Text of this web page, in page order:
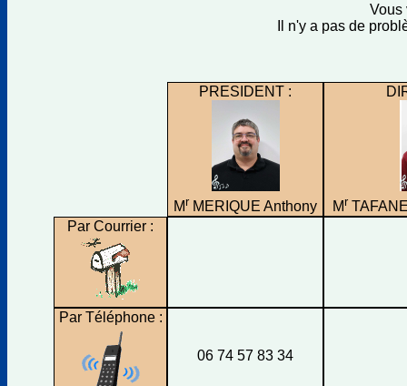
Vous
Il n'y a pas de
PRESIDENT :
Mr MERIQUE Anthony Mr
Par Courrier :
Par Téléphone :
06 74 57 83 34